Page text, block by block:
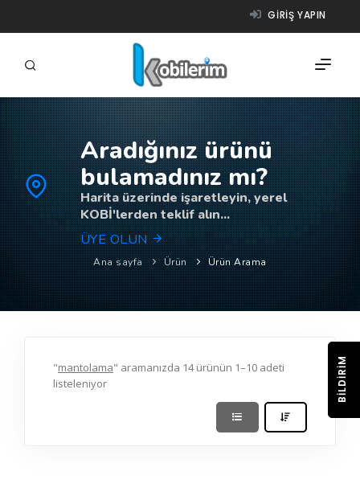
GIRIŞ YAPIN
FIRMALAR
ÜRÜNLER
NASIL ÇALIŞIR?
YARDIM
Aradığınız ürünü
bulamadınız mı?
Harita üzerinde işaretleyin, yerel
KOBİ'lerden teklif alın...
ÜYE OLUN
Ana sayfa Ürün Ürün Arama
"mantolama" aramanızda 14 ürünün 1–10 adeti
listeleniyor
BILDIRIM